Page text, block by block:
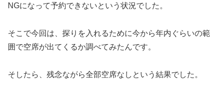
NGになって予約できないという状況でした。
そこで今回は、探りを入れるために今から年内ぐらいの範
囲で空席が出てくるか調べてみたんです。
そしたら、残念ながら全部空席なしという結果でした。